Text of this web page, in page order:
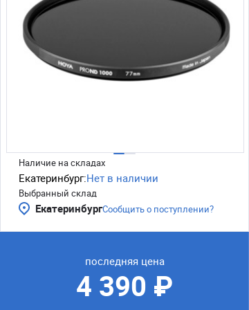
Наличие на складах
Екатеринбург:Нет в наличии
Выбранный склад
ЕкатеринбургСообщить о поступлении?
последняя цена
4 390 ₽